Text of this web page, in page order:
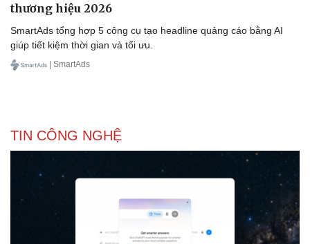
Doanh nghiệp
Vì cộng đồng
thương hiệu 2026
SmartAds tổng hợp 5 công cụ tạo headline quảng cáo bằng AI
giúp tiết kiệm thời gian và tối ưu.
| SmartAds
TIN CÔNG NGHỆ